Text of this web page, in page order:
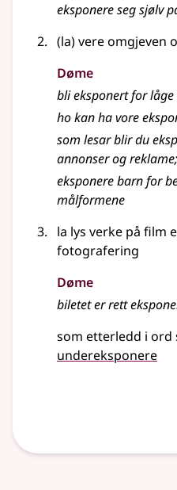
eksponere seg sjølv
(la) vere omgjeven
Døme
bli eksponert for
ho kan ha vore
som lesar blir du
annonser og reklame;
eksponere barn for
målformene
la lys verke på film
fotografering
Døme
biletet er rett
som etterledd i ord
undereksponere